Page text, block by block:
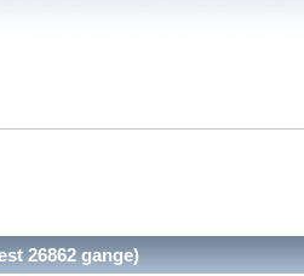
26862 gange)